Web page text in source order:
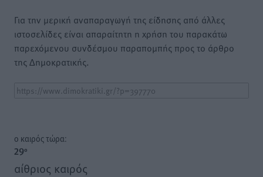
Για την μερική αναπαραγωγή της είδησης από άλλες
ιστοσελίδες είναι απαραίτητη η χρήση του παρακάτω
παρεχόμενου συνδέσμου παραπομπής προς το άρθρο
της Δημοκρατικής.
o καιρός τώρα:
29°
αίθριος καιρός